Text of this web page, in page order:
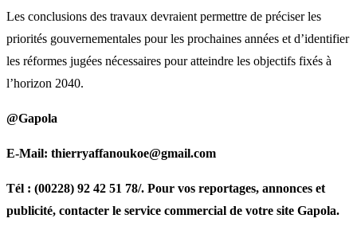
Les conclusions des travaux devraient permettre de préciser les
priorités gouvernementales pour les prochaines années et d’identifier
les réformes jugées nécessaires pour atteindre les objectifs fixés à
l’horizon 2040.
@Gapola
E-Mail: thierryaffanoukoe@gmail.com
Tél : (00228) 92 42 51 78/. Pour vos reportages, annonces et
publicité, contacter le service commercial de votre site Gapola.